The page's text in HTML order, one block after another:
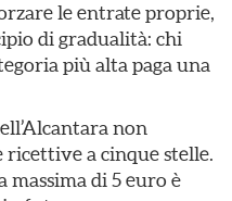
le entrate proprie,
di gradualità: chi
più alta paga una
non
a cinque stelle.
di 5 euro è